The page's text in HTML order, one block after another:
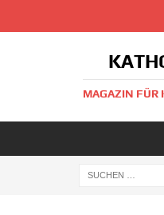
MAGAZIN FÜR